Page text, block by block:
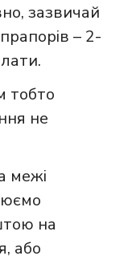
зазвичай
– 2-
тобто
не
межі
на
або